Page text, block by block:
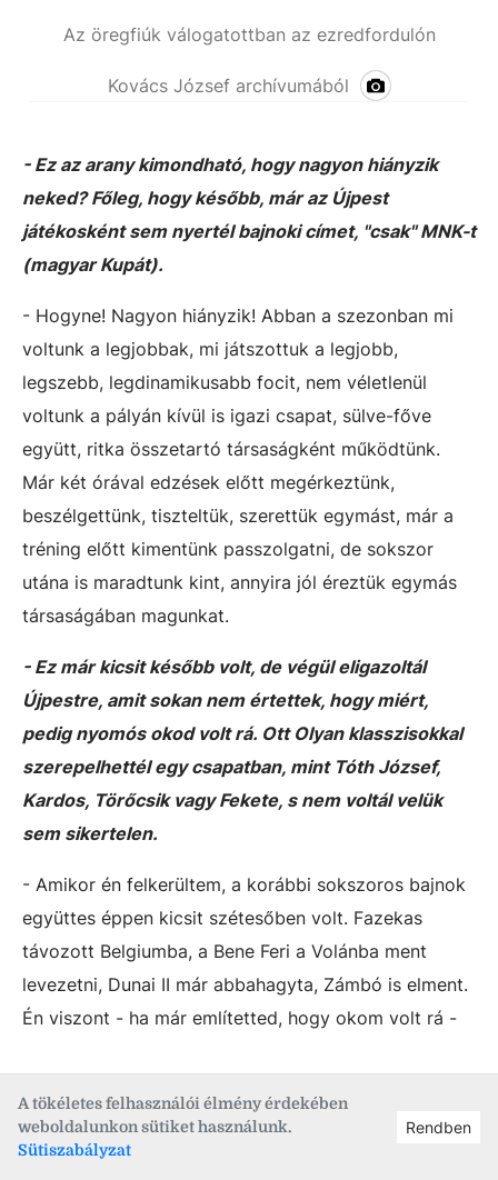
A tökéletes felhasználói élmény érdekében
weboldalunkon sütiket használunk.
Sütiszabályzat
Rendben
Az öregfiúk válogatottban az ezredfordulón
Kovács József archívumából
- Ez az arany kimondható, hogy nagyon hiányzik
neked? Főleg, hogy később, már az Újpest
játékosként sem nyertél bajnoki címet, "csak" MNK-t
(magyar Kupát).
- Hogyne! Nagyon hiányzik! Abban a szezonban mi
voltunk a legjobbak, mi játszottuk a legjobb,
legszebb, legdinamikusabb focit, nem véletlenül
voltunk a pályán kívül is igazi csapat, sülve-főve
együtt, ritka összetartó társaságként működtünk.
Már két órával edzések előtt megérkeztünk,
beszélgettünk, tiszteltük, szerettük egymást, már a
tréning előtt kimentünk passzolgatni, de sokszor
utána is maradtunk kint, annyira jól éreztük egymás
társaságában magunkat.
- Ez már kicsit később volt, de végül eligazoltál
Újpestre, amit sokan nem értettek, hogy miért,
pedig nyomós okod volt rá. Ott Olyan klasszisokkal
szerepelhettél egy csapatban, mint Tóth József,
Kardos, Törőcsik vagy Fekete, s nem voltál velük
sem sikertelen.
- Amikor én felkerültem, a korábbi sokszoros bajnok
együttes éppen kicsit szétesőben volt. Fazekas
távozott Belgiumba, a Bene Feri a Volánba ment
levezetni, Dunai II már abbahagyta, Zámbó is elment.
Én viszont - ha már említetted, hogy okom volt rá -